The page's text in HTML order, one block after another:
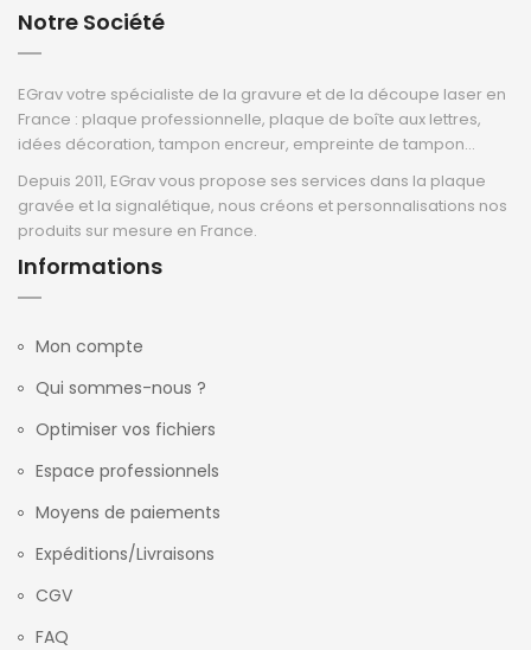
Notre Société
EGrav votre spécialiste de la gravure et de la découpe laser en
France : plaque professionnelle, plaque de boîte aux lettres,
idées décoration, tampon encreur, empreinte de tampon...
Depuis 2011, EGrav vous propose ses services dans la plaque
gravée et la signalétique, nous créons et personnalisations nos
produits sur mesure en France.
Informations
Mon compte
Qui sommes-nous ?
Optimiser vos fichiers
Espace professionnels
Moyens de paiements
Expéditions/Livraisons
CGV
FAQ